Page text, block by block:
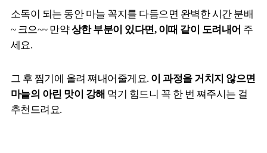
소독이 되는 동안 마늘 꼭지를 다듬으면 완벽한 시간 분배
~ 크으~~ 만약상한 부분이 있다면, 이때 같이 도려내어 주
세요.
그 후 찜기에 올려 쪄내어줄게요. 이 과정을 거치지 않으면
마늘의 아린 맛이 강해 먹기 힘드니 꼭 한 번 쪄주시는 걸
추천드려요.